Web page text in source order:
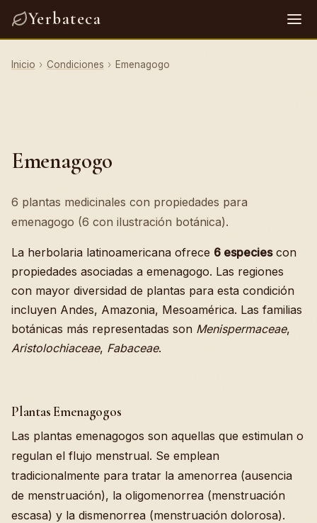
Yerbateca
Inicio › Condiciones › Emenagogo
Emenagogo
6 plantas medicinales con propiedades para
emenagogo (6 con ilustración botánica).
La herbolaria latinoamericana ofrece 6 especiescon
propiedades asociadas a emenagogo. Las regiones
con mayor diversidad de plantas para esta condición
incluyen Andes, Amazonia, Mesoamérica. Las familias
botánicas más representadas son Menispermaceae,
Aristolochiaceae, Fabaceae.
Plantas Emenagogos
Las plantas emenagogos son aquellas que estimulan o
regulan el flujo menstrual. Se emplean
tradicionalmente para tratar la amenorrea (ausencia
de menstruación), la oligomenorrea (menstruación
escasa) y la dismenorrea (menstruación dolorosa).